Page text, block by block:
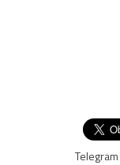
Telegram